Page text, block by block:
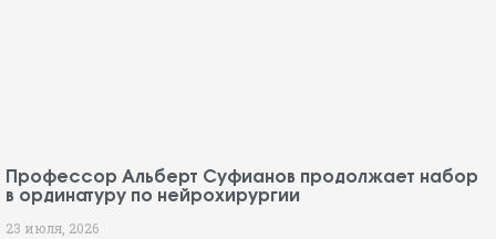
Профессор Альберт Суфианов продолжает набор
в ординатуру по нейрохирургии
23 июля, 2026